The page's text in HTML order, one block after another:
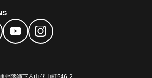
蛸薬師下る山伏山町546-2